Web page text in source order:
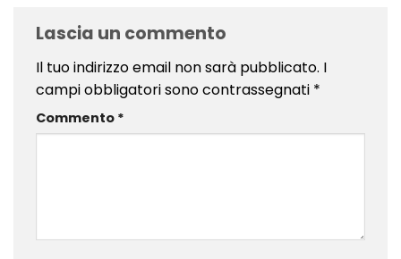
Lascia un commento
Il tuo indirizzo email non sarà pubblicato. I
campi obbligatori sono contrassegnati *
Commento *